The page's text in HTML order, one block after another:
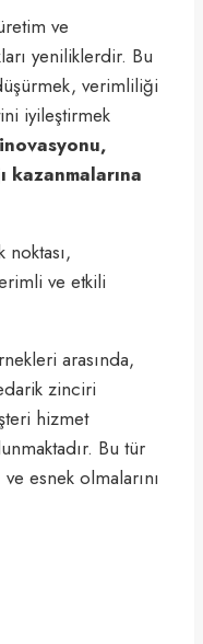
ve
yeniliklerdir. Bu
verimliliği
iyileştirmek
ve etkili
arasında,
zinciri
hizmet
Bu tür
esnek olmalarını